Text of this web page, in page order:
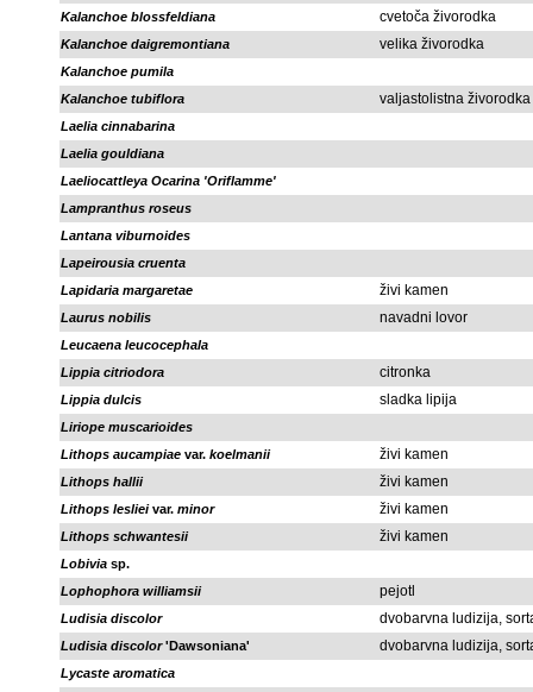
Kalanchoe blossfeldiana cvetoča živorodka
Kalanchoe daigremontiana velika živorodka
Kalanchoe pumila
Kalanchoe tubiflora
valjastolistna živorodka
Laelia cinnabarina
Laelia gouldiana
Laeliocattleya Ocarina 'Oriflamme'
Lampranthus roseus
Lantana viburnoides
Lapeirousia cruenta
Lapidaria margaretae
živi kamen
Laurus nobilis navadni lovor
Leucaena leucocephala
Lippia citriodora
citronka
Lippia dulcis sladka lipija
Liriope muscarioides
Lithops aucampiae var. koelmanii živi kamen
Lithops hallii živi kamen
Lithops leslieivar. minor živi kamen
Lithops schwantesii živi kamen
Lobivia sp.
Lophophora williamsii
pejotl
Ludisia discolor dvobarvna ludizija,
Ludisia discolor'Dawsoniana' dvobarvna ludizija,
Lycaste aromatica